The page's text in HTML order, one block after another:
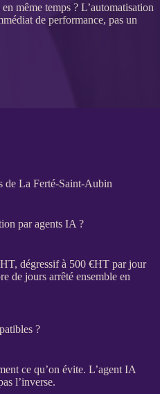
même temps ? L’automatisation
de performance, pas un
de La Ferté-Saint-Aubin
par agents IA ?
HT, dégressif à 500 €HTpar jour
de jours arrêté ensemble en
?
ce qu’on évite. L’agent IA
l’inverse.